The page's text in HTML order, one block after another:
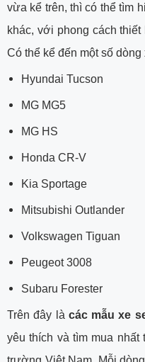
vừa kể trên, thì có thể tìm
khác, với phong cách
Có thể kể đến một số
Hyundai Tucson
MG MG5
MG HS
Honda CR-V
Kia Sportage
Mitsubishi Outlander
Volkswagen Tiguan
Peugeot 3008
Subaru Forester
Trên đây là các mẫu xe
yêu thích và tìm mua nhất